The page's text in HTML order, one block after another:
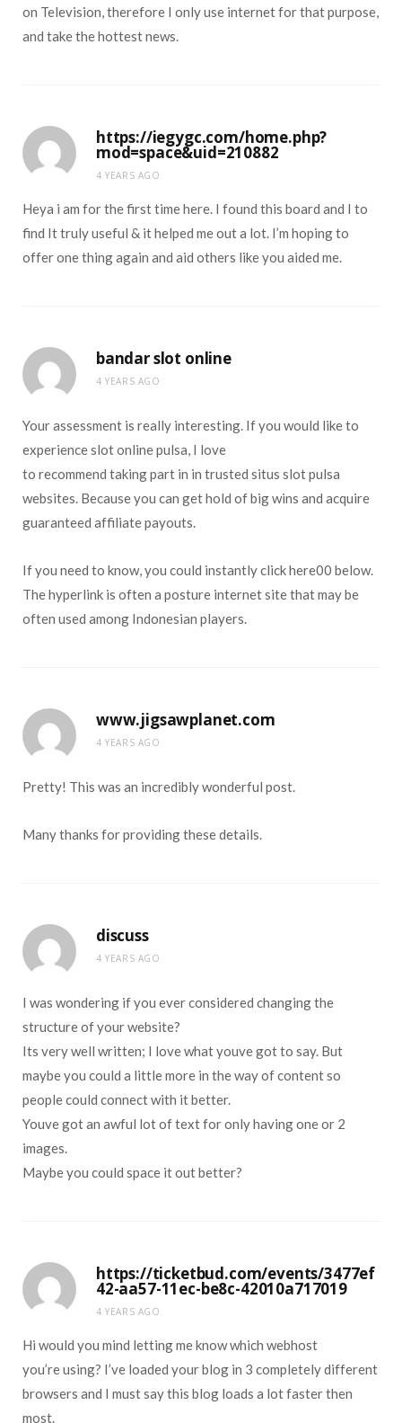
on Television, therefore I only use internet for that purpose,
and take the hottest news.
https://iegygc.com/home.php?
mod=space&uid=210882
4 YEARS AGO
Heya i am for the first time here. I found this board and I to
find It truly useful & it helped me out a lot. I’m hoping to
offer one thing again and aid others like you aided me.
bandar slot online
4 YEARS AGO
Your assessment is really interesting. If you would like to
experience slot online pulsa, I love
to recommend taking part in in trusted situs slot pulsa
websites. Because you can get hold of big wins and acquire
guaranteed affiliate payouts.
If you need to know, you could instantly click here00 below.
The hyperlink is often a posture internet site that may be
often used among Indonesian players.
www.jigsawplanet.com
4 YEARS AGO
Pretty! This was an incredibly wonderful post.
Many thanks for providing these details.
discuss
4 YEARS AGO
I was wondering if you ever considered changing the
structure of your website?
Its very well written; I love what youve got to say. But
maybe you could a little more in the way of content so
people could connect with it better.
Youve got an awful lot of text for only having one or 2
images.
Maybe you could space it out better?
https://ticketbud.com/events/3477ef
42-aa57-11ec-be8c-42010a717019
4 YEARS AGO
Hi would you mind letting me know which webhost
you’re using? I’ve loaded your blog in 3 completely different
browsers and I must say this blog loads a lot faster then
most.